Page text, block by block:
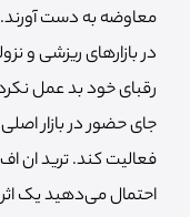
معاوضه به دست آورند.
در بازارهای ریزشی و
رقبای خود بد عمل
جای حضور در بازار اصلی
فعالیت کند. ترید ان
احتمال می‌دهید یک